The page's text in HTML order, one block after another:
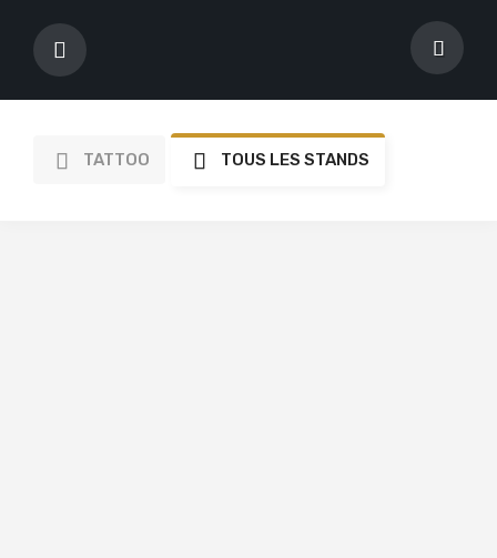
TATTOO TOUS LES STANDS